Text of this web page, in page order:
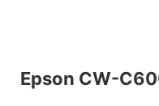
Epson CW-